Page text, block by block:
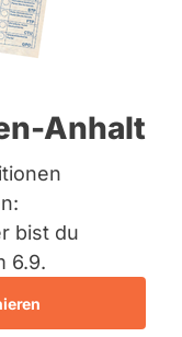
Anhalt
bist du
6.9.
weil
keine
in die
Munition?
es von
Ali,